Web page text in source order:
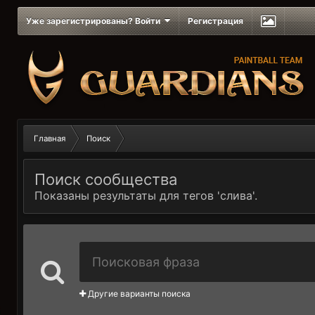
Уже зарегистрированы? Войти Регистрация
Главная Поиск
Поиск сообщества
Показаны результаты для тегов 'слива'.
Другие варианты поиска